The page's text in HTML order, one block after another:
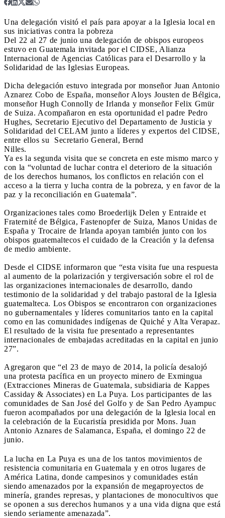
Una delegación visitó el país para apoyar a la Iglesia local en
sus iniciativas contra la pobreza
Del 22 al 27 de junio una delegación de obispos europeos
estuvo en Guatemala invitada por el CIDSE, Alianza
Internacional de Agencias Católicas para el Desarrollo y la
Solidaridad de las Iglesias Europeas.
Dicha delegación estuvo integrada por monseñor Juan Antonio
Aznarez Cobo de España, monseñor Aloys Jousten de Bélgica,
monseñor Hugh Connolly de Irlanda y monseñor Felix Gmür
de Suiza. Acompañaron en esta oportunidad el padre Pedro
Hughes, Secretario Ejecutivo del Departamento de Justicia y
Solidaridad del CELAM junto a líderes y expertos del CIDSE,
entre ellos su Secretario General, Bernd
Ya es la segunda visita que se concreta en este mismo marco y
con la “voluntad de luchar contra el deterioro de la situación
de los derechos humanos, los conflictos en relación con el
acceso a la tierra y lucha contra de la pobreza, y en favor de la
paz y la reconciliación en Guatemala”.
Organizaciones tales como Broederlijk Delen y Entraide et
Fraternité de Bélgica, Fastenopfer de Suiza, Manos Unidas de
España y Trocaire de Irlanda apoyan también junto con los
obispos guatemaltecos el cuidado de la Creación y la defensa
de medio ambiente.
Desde el CIDSE informaron que “esta visita fue una respuesta
al aumento de la polarización y tergiversación sobre el rol de
las organizaciones internacionales de desarrollo, dando
testimonio de la solidaridad y del trabajo pastoral de la Iglesia
guatemalteca. Los Obispos se encontraron con organizaciones
no gubernamentales y líderes comunitarios tanto en la capital
como en las comunidades indígenas de Quiché y Alta Verapaz.
El resultado de la visita fue presentado a representantes
internacionales de embajadas acreditadas en la capital en junio
27”.
Agregaron que “el 23 de mayo de 2014, la policía desalojó
una protesta pacífica en un proyecto minero de Exmingua
(Extracciones Mineras de Guatemala, subsidiaria de Kappes
Cassiday & Associates) en La Puya. Los participantes de las
comunidades de San José del Golfo y de San Pedro Ayampuc
fueron acompañados por una delegación de la Iglesia local en
la celebración de la Eucaristía presidida por Mons. Juan
Antonio Aznares de Salamanca, España, el domingo 22 de
junio.
La lucha en La Puya es una de los tantos movimientos de
resistencia comunitaria en Guatemala y en otros lugares de
América Latina, donde campesinos y comunidades están
siendo amenazados por la expansión de megaproyectos de
minería, grandes represas, y plantaciones de monocultivos que
se oponen a sus derechos humanos y a una vida digna que está
siendo seriamente amenazada”.